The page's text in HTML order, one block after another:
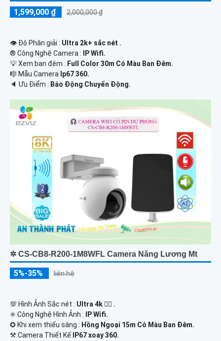
1,599,000 ₫ 2,000,000 ₫
👁 Độ Phân giải : Ultra 2k+ sắc nét .
®️ Công Nghệ Camera :
IP Wifi.
💡 Xem ban đêm : Full Color 30m Có Màu Ban Ðêm.
🎼️ Mẫu Camera Ip67 360.
️🔈 Ưu Điểm : Báo Động Chuyển Động.
✲ CS-CB8-R200-1M8WFL Camera Năng Lương Mt
5%-35% liên hệ
💯 Hình Ảnh Sắc nét : Ultra 4k 👍🏾 .
✳️ Công Nghệ Hình Ảnh :
IP Wifi.
✪ Khi xem thiếu sáng : Hồng Ngoại 15m Có Màu Ban Ðêm.
⚒ Camera Thiết Kế
IP67 xoay 360.